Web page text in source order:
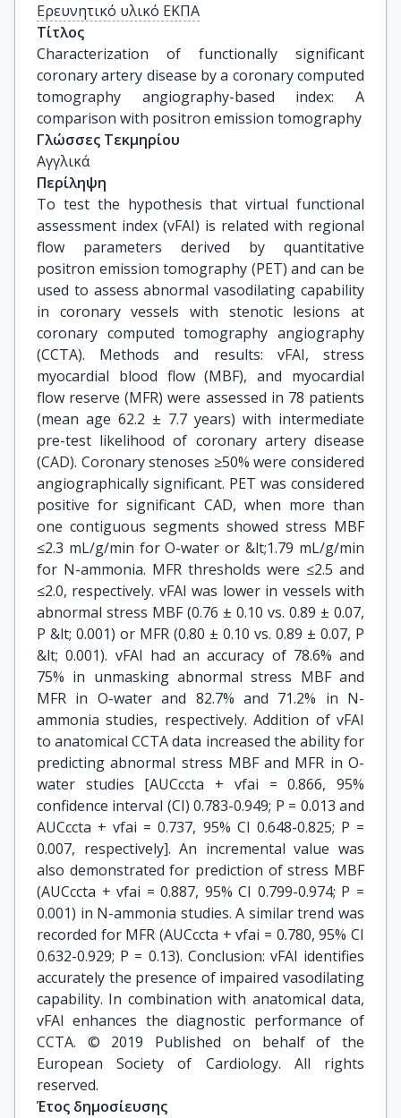
Ερευνητικό υλικό ΕΚΠΑ
Τίτλος
Characterization of functionally significant
coronary artery disease by a coronary computed
tomography angiography-based index: A
comparison with positron emission tomography
Γλώσσες Τεκμηρίου
Αγγλικά
Περίληψη
To test the hypothesis that virtual functional
assessment index (vFAI) is related with regional
flow parameters derived by quantitative
positron emission tomography (PET) and can be
used to assess abnormal vasodilating capability
in coronary vessels with stenotic lesions at
coronary computed tomography angiography
(CCTA). Methods and results: vFAI, stress
myocardial blood flow (MBF), and myocardial
flow reserve (MFR) were assessed in 78 patients
(mean age 62.2 ± 7.7 years) with intermediate
pre-test likelihood of coronary artery disease
(CAD). Coronary stenoses ≥50% were considered
angiographically significant. PET was considered
positive for significant CAD, when more than
one contiguous segments showed stress MBF
≤2.3 mL/g/min for O-water or &lt;1.79 mL/g/min
for N-ammonia. MFR thresholds were ≤2.5 and
≤2.0, respectively. vFAI was lower in vessels with
abnormal stress MBF (0.76 ± 0.10 vs. 0.89 ± 0.07,
P &lt; 0.001) or MFR (0.80 ± 0.10 vs. 0.89 ± 0.07, P
&lt; 0.001). vFAI had an accuracy of 78.6% and
75% in unmasking abnormal stress MBF and
MFR in O-water and 82.7% and 71.2% in N-
ammonia studies, respectively. Addition of vFAI
to anatomical CCTA data increased the ability for
predicting abnormal stress MBF and MFR in O-
water studies [AUCccta + vfai = 0.866, 95%
confidence interval (CI) 0.783-0.949; P = 0.013 and
AUCccta + vfai = 0.737, 95% CI 0.648-0.825; P =
0.007, respectively]. An incremental value was
also demonstrated for prediction of stress MBF
(AUCccta + vfai = 0.887, 95% CI 0.799-0.974; P =
0.001) in N-ammonia studies. A similar trend was
recorded for MFR (AUCccta + vfai = 0.780, 95% CI
0.632-0.929; P = 0.13). Conclusion: vFAI identifies
accurately the presence of impaired vasodilating
capability. In combination with anatomical data,
vFAI enhances the diagnostic performance of
CCTA. © 2019 Published on behalf of the
European Society of Cardiology. All rights
reserved.
Έτος δημοσίευσης